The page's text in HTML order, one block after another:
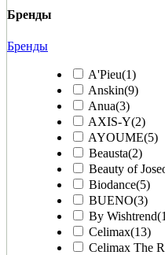
Бренды
Бренды
A'Pieu(1)
Anskin(9)
Anua(3)
AXIS-Y(2)
AYOUME(5)
Beausta(2)
Beauty of
Biodance(5)
BUENO(3)
By Wishtrend
Celimax(13)
Celimax The